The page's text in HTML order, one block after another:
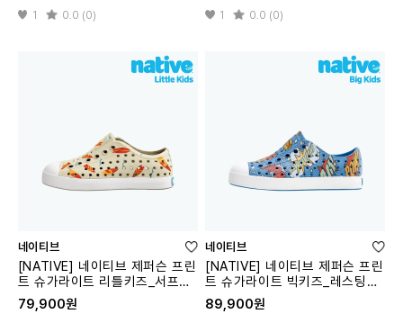
1 0.0 (0) 1 0.0 (0)
네이티브
[NATIVE] 네이티브 제퍼슨 프린
트 슈가라이트 리틀키즈_서프보
드
79,900원
네이티브
[NATIVE] 네이티브 제퍼슨 프린
트 슈가라이트 빅키즈_레스팅블
루
89,900원